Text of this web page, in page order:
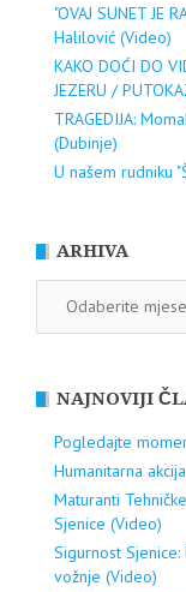
"OVAJ SUNET JE
Halilović (Video)
KAKO DOĆI DO
JEZERU /
TRAGEDIJA:
(Dubinje)
U našem rudniku
ARHIVA
NAJNOVIJI
Pogledajte
Humanitarna
Maturanti
Sjenice (Video)
Sigurnost
vožnje (Video)